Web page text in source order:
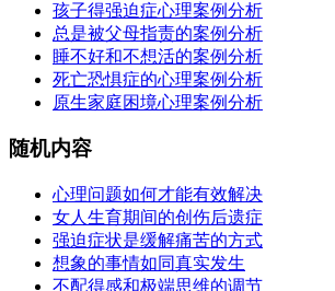
孩子得强迫症心理案例分析
总是被父母指责的案例分析
睡不好和不想活的案例分析
死亡恐惧症的心理案例分析
原生家庭困境心理案例分析
随机内容
心理问题如何才能有效解决
女人生育期间的创伤后遗症
强迫症状是缓解痛苦的方式
想象的事情如同真实发生
不配得感和极端思维的调节